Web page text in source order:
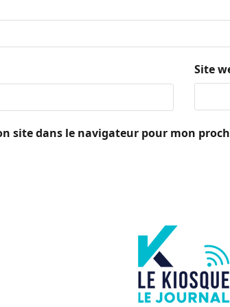
Site
site dans le navigateur pour mon